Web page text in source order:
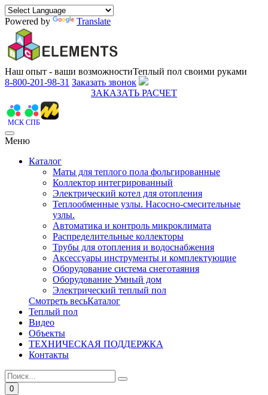
Powered by Translate
Наш опыт - ваши возможностиТеплый пол своими руками
8-800-201-98-31 Заказать звонок
ЗАКАЗАТЬ РАСЧЕТ
МСК СПБ
Меню
Каталог
Маты для теплого пола фольгированные
Коллектор интегрированный
Электрический котел для отопления
Теплообменные узлы. Насосно-смесительные
узлы.
Автоматика и контроль микроклимата
Распределительные коллекторы
Трубы для отопления и водоснабжения
Аксессуары инструменты и комплектующие
Оборудование система снеготаяния
Оборудование Умный дом
Электрический теплый пол
Смотреть весьКаталог
Теплый пол
Видео
Объекты
ТЕХНИЧЕСКАЯ ПОДДЕРЖКА
Контакты
0